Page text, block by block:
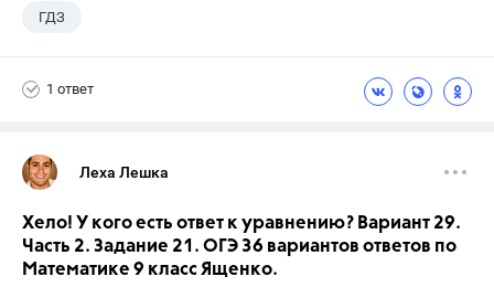
ГДЗ
1 ответ
Леха Лешка
Хело! У кого есть ответ к уравнению? Вариант 29.
Часть 2. Задание 21. ОГЭ 36 вариантов ответов по
Математике 9 класс Ященко.